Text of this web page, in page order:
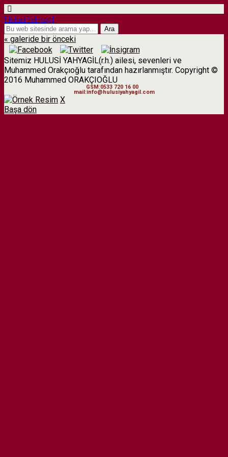
Hulusi Yahyagil
« galeride bir önceki
Sitemiz HULUSİ YAHYAGİL(r.h.) ailesi, sevenleri ve
Muhammed Orakçıoğlu tarafından hazırlanmıştır. Copyright ©
2016 Muhammed ORAKÇIOĞLU
GSM:0533 720 16 00
mail:info@hulusiyahyagil.com
X
Başa dön